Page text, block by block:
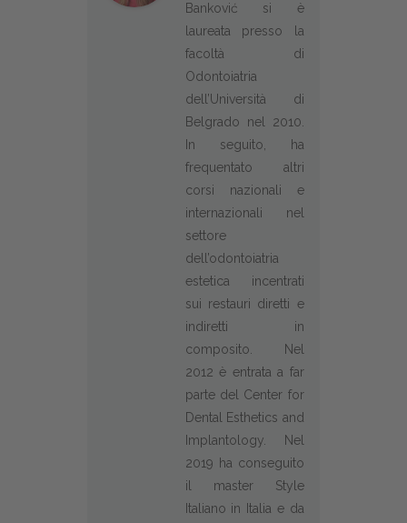
Banković si è
laureata presso la
facoltà di
Odontoiatria
dell’Università di
Belgrado nel 2010.
In seguito, ha
frequentato altri
corsi nazionali e
internazionali nel
settore
dell’odontoiatria
estetica incentrati
sui restauri diretti e
indiretti in
composito. Nel
2012 è entrata a far
parte del Center for
Dental Esthetics and
Implantology. Nel
2019 ha conseguito
il master Style
Italiano in Italia e da